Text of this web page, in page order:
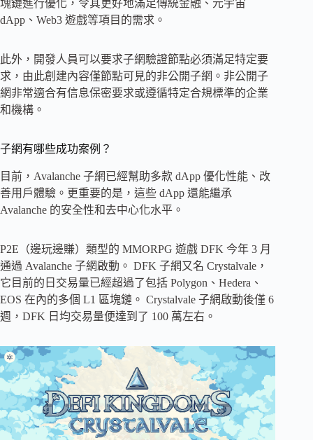
塊鏈進行優化，令其更好地滿足傳統金融、元宇宙
dApp、Web3 遊戲等項目的需求。
此外，開發人員可以要求子網驗證節點必須滿足特定要
求，由此創建內容僅節點可見的非公開子網。非公開子
網非常適合有信息保密要求或遵循特定合規標準的企業
和機構。
子網有哪些成功案例？
目前，Avalanche 子網已經幫助多款 dApp 優化性能、改
善用戶體驗。更重要的是，這些 dApp 還能繼承
Avalanche 的安全性和去中心化水平。
P2E（邊玩邊賺）類型的 MMORPG 遊戲 DFK 今年 3 月
通過 Avalanche 子網啟動。 DFK 子網又名 Crystalvale，
它目前的日交易量已經超過了包括 Polygon、Hedera、
EOS 在內的多個 L1 區塊鏈。 Crystalvale 子網啟動後僅 6
週，DFK 日均交易量便達到了 100 萬左右。